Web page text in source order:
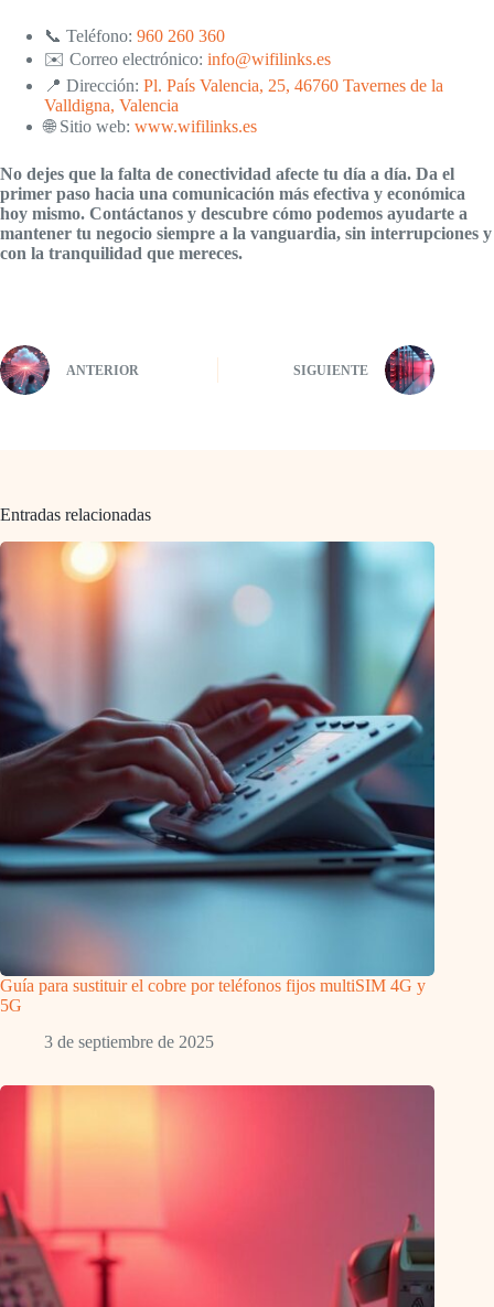
📞 Teléfono: 960 260 360
✉️ Correo electrónico: info@wifilinks.es
📍 Dirección: Pl. País Valencia, 25, 46760 Tavernes de la
Valldigna, Valencia
🌐 Sitio web: www.wifilinks.es
No dejes que la falta de conectividad afecte tu día a día. Da el
primer paso hacia una comunicación más efectiva y económica
hoy mismo. Contáctanos y descubre cómo podemos ayudarte a
mantener tu negocio siempre a la vanguardia, sin interrupciones y
con la tranquilidad que mereces.
ANTERIOR SIGUIENTE
Entradas relacionadas
Guía para sustituir el cobre por teléfonos fijos multiSIM 4G y
5G
3 de septiembre de 2025